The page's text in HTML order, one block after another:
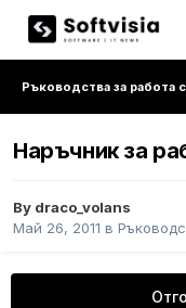
Ръководства за работа
Наръчник за
By draco_volans
Май 26, 2011 в